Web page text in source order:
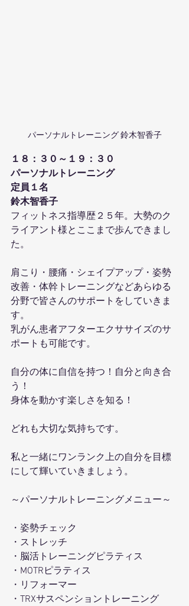
パーソナルトレーニング 鈴木智香子
１８：３０～１９：３０
パーソナルトレーニング
定員１名
鈴木智香子
フィットネス指導歴２５年。大勢のク
ライアント様とここまで歩んできまし
た。
肩こり・腰痛・シェイプアップ・姿勢
改善・体幹トレーニングなどあらゆる
分野で皆さんのサポートをしていきま
す。
乳がん患者アフターエクササイズのサ
ポートも可能です。
自分の体に自信を持つ！自分と向き合
う！
身体を動かす楽しさを知る！
どれも大切な気持ちです。
私と一緒にワンランク上の自分を目標
にして輝いていきましょう。
～パーソナルトレーニングメニュー～
・姿勢チェック
・ストレッチ
・脳活トレーニングピラティス
・MOTRピラティス
・リフォーマー
・TRXサスペンショントレーニング